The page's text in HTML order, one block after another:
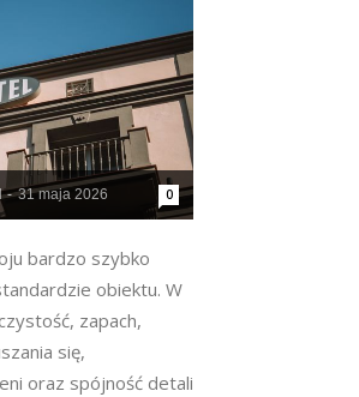
- 31 maja 2026 0
bardzo szybko
obiektu. W
zapach,
się,
oraz spójność detali